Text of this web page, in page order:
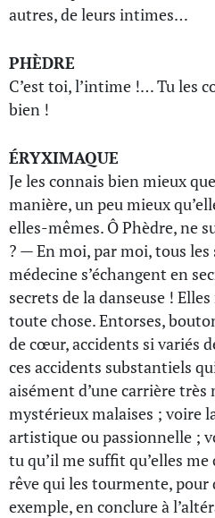
autres, de leurs intimes…
PHÈDRE
C’est toi, l’intime !… Tu les
bien !
ÉRYXIMAQUE
Je les connais bien mieux
manière, un peu mieux
elles-mêmes. Ô Phèdre, ne
? — En moi, par moi, tous les
médecine s’échangent en
secrets de la danseuse !
toute chose. Entorses,
de cœur, accidents si variés
ces accidents substantiels
aisément d’une carrière
mystérieux malaises ; voire
artistique ou passionnelle ;
tu qu’il me suffit qu’elles
rêve qui les tourmente, pour
exemple, en conclure à